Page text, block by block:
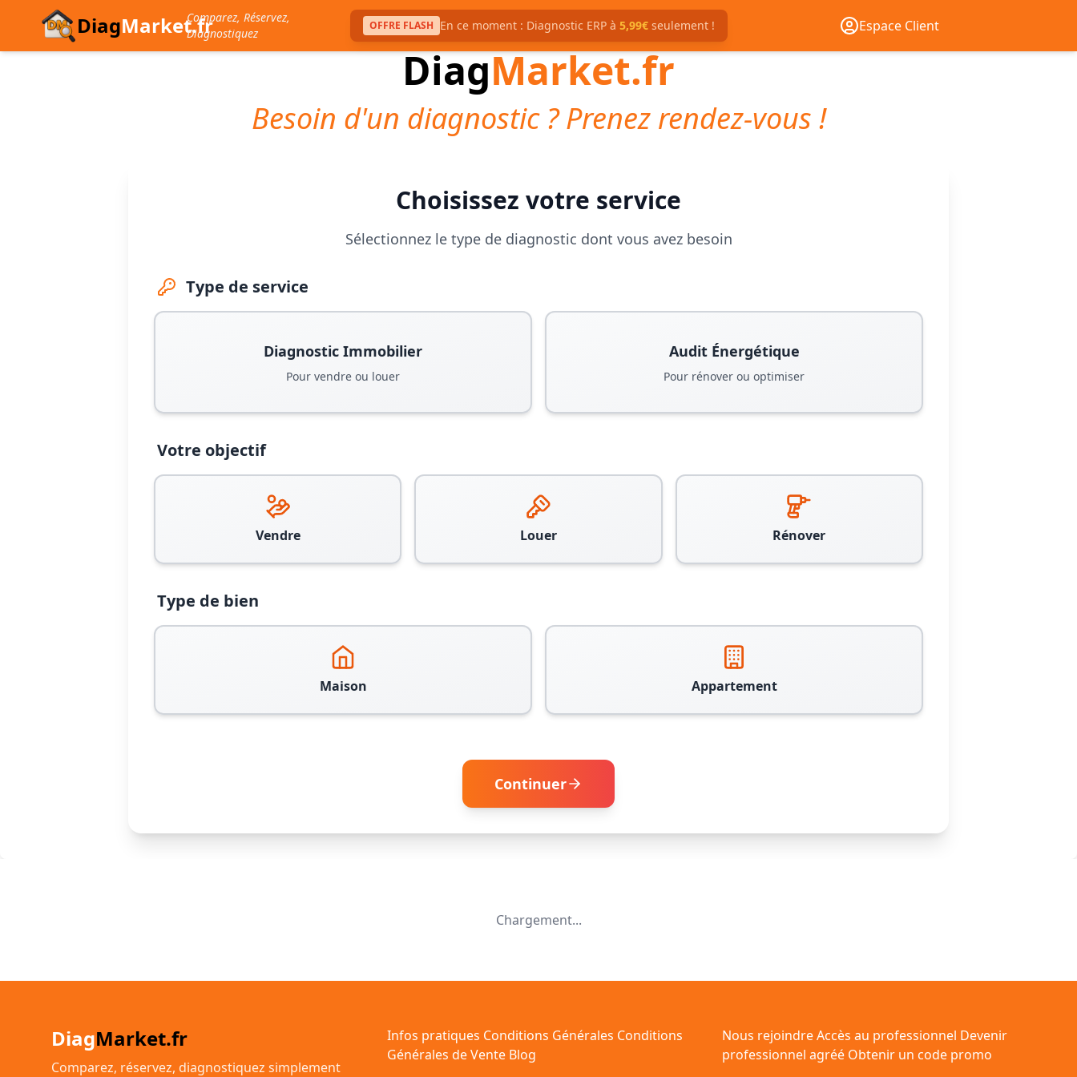
DiagMarket.frComparez, Réservez,
Diagnostiquez
OFFRE FLASH En ce moment : Diagnostic ERP à 5,99€seulement ! Espace Client
DiagMarket.fr
Besoin d'un diagnostic ? Prenez rendez-vous !
Choisissez votre service
Sélectionnez le type de diagnostic dont vous avez besoin
Type de service
Diagnostic Immobilier
Pour vendre ou louer
Audit Énergétique
Pour rénover ou optimiser
Votre objectif
Vendre Louer Rénover
Type de bien
Maison Appartement
Continuer
Chargement...
DiagMarket.fr
Comparez, réservez, diagnostiquez simplement
Infos pratiques Conditions Générales Conditions
Générales de Vente Blog
Nous rejoindreAccès au professionnel Devenir
professionnel agréé Obtenir un code promo